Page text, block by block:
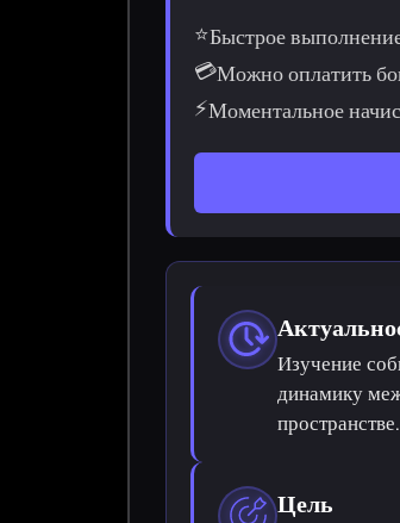
⭐Быстрое
💳Можно оплатить
⚡Моментальное
Изучение
динамику
пространстве.
Цель